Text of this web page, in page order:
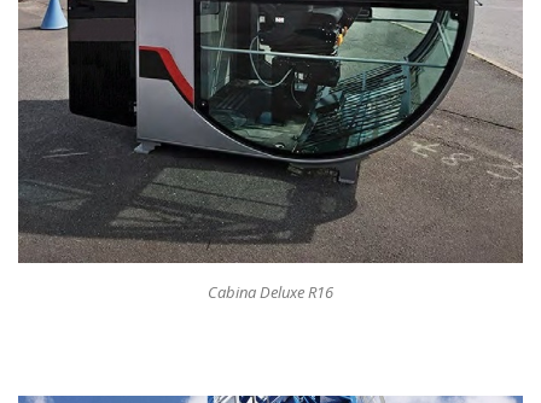
Cabina Deluxe R16